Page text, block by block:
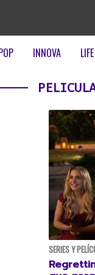
INNOVA LIFE
SERIES Y